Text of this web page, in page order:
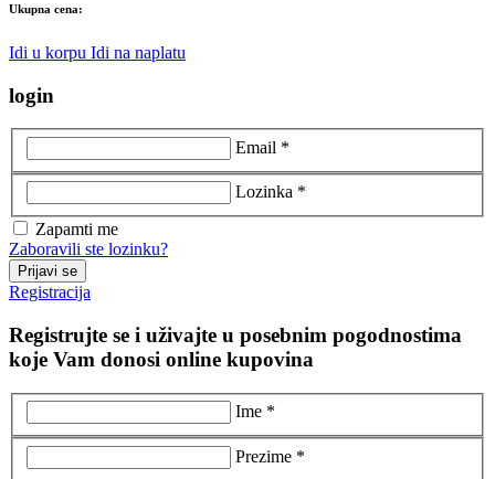
Ukupna cena:
Idi u korpu Idi na naplatu
login
Email *
Lozinka *
Zapamti me
Zaboravili ste lozinku?
Prijavi se
Registracija
Registrujte se i uživajte u posebnim pogodnostima
koje Vam donosi online kupovina
Ime *
Prezime *